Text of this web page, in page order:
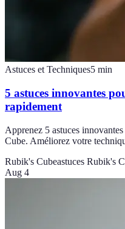
Astuces et Techniques5 min
5 astuces innovantes
rapidement
Apprenez 5 astuces
Cube. Améliorez votre
Rubik's Cubeastuces Rubik's
Aug 4